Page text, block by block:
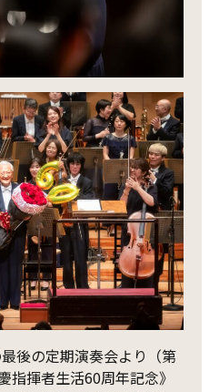
後の定期演奏会より（第
指揮者生活60周年記念》